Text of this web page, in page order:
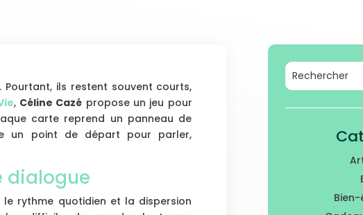
ils restent souvent courts,
, Céline Cazé propose un jeu pour
carte reprend un panneau de
un point de départ pour parler,
dialogue
le rythme quotidien et la dispersion